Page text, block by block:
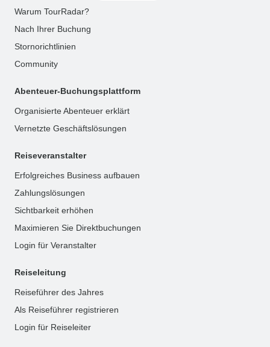
Warum TourRadar?
Nach Ihrer Buchung
Stornorichtlinien
Community
Abenteuer-Buchungsplattform
Organisierte Abenteuer erklärt
Vernetzte Geschäftslösungen
Reiseveranstalter
Erfolgreiches Business aufbauen
Zahlungslösungen
Sichtbarkeit erhöhen
Maximieren Sie Direktbuchungen
Login für Veranstalter
Reiseleitung
Reiseführer des Jahres
Als Reiseführer registrieren
Login für Reiseleiter